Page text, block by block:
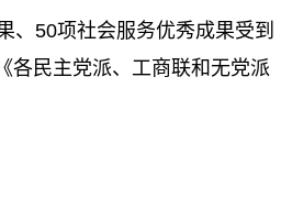
、50项社会服务优秀成果受到
各民主党派、工商联和无党派